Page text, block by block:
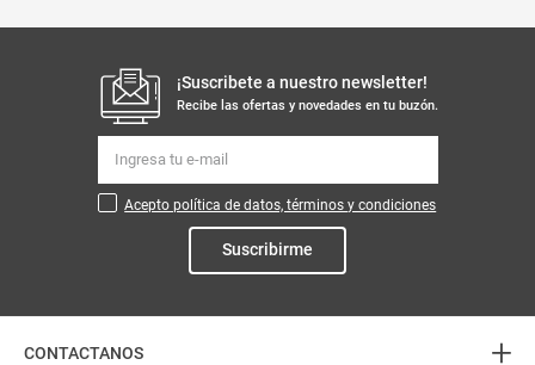
¡Suscribete a nuestro newsletter!
Recibe las ofertas y novedades en tu buzón.
Acepto política de datos, términos y condiciones
Suscribirme
CONTACTANOS +